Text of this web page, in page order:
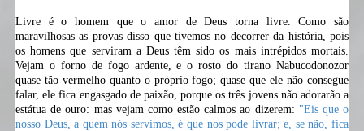
Livre é o homem que o amor de Deus torna livre. Como são
maravilhosas as provas disso que tivemos no decorrer da história, pois
os homens que serviram a Deus têm sido os mais intrépidos mortais.
Vejam o forno de fogo ardente, e o rosto do tirano Nabucodonozor
quase tão vermelho quanto o próprio fogo; quase que ele não consegue
falar, ele fica engasgado de paixão, porque os três jovens não adorarão a
estátua de ouro: mas vejam como estão calmos ao dizerem: "Eis que o
nosso Deus, a quem nós servimos, é que nos pode livrar; e, se não, fica